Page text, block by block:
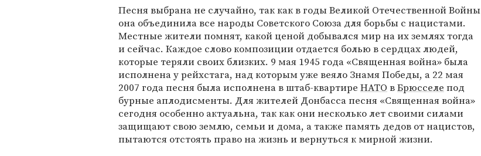
Песня выбрана не случайно, так как в годы Великой Отечественной Войны
она объединила все народы Советского Союза для борьбы с нацистами.
Местные жители помнят, какой ценой добывался мир на их землях тогда
и сейчас. Каждое слово композиции отдается болью в сердцах людей,
которые теряли своих близких. 9 мая 1945 года «Священная война» была
исполнена у рейхстага, над которым уже веяло Знамя Победы, а 22 мая
2007 года песня была исполнена в штаб-квартире НАТО вБрюсселе под
бурные аплодисменты. Для жителей Донбасса песня «Священная война»
сегодня особенно актуальна, так как они несколько лет своими силами
защищают свою землю, семьи и дома, а также память дедов от нацистов,
пытаются отстоять право на жизнь и вернуться к мирной жизни.